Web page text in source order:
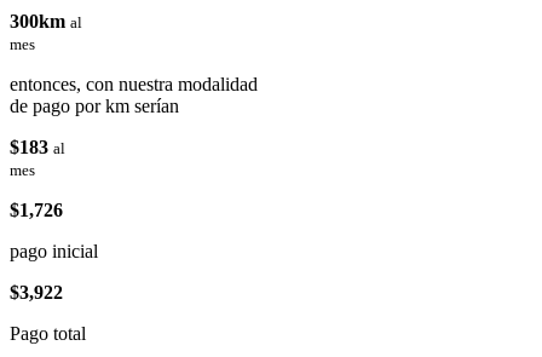
300km al
mes
entonces, con nuestra modalidad
de pago por km serían
$183 al
mes
$1,726
pago inicial
$3,922
Pago total